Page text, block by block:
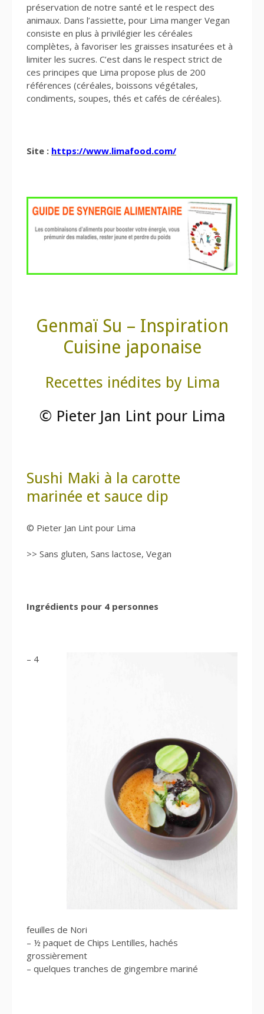
préservation de notre santé et le respect des
animaux. Dans l’assiette, pour Lima manger Vegan
consiste en plus à privilégier les céréales
complètes, à favoriser les graisses insaturées et à
limiter les sucres. C’est dans le respect strict de
ces principes que Lima propose plus de 200
références (céréales, boissons végétales,
condiments, soupes, thés et cafés de céréales).
Site : https://www.limafood.com/
Genmaï Su – Inspiration
Cuisine japonaise
Recettes inédites by Lima
© Pieter Jan Lint pour Lima
Sushi Maki à la carotte
marinée et sauce dip
© Pieter Jan Lint pour Lima
>> Sans gluten, Sans lactose, Vegan
Ingrédients pour 4 personnes
– 4
feuilles de Nori
– ½ paquet de Chips Lentilles, hachés
grossièrement
– quelques tranches de gingembre mariné